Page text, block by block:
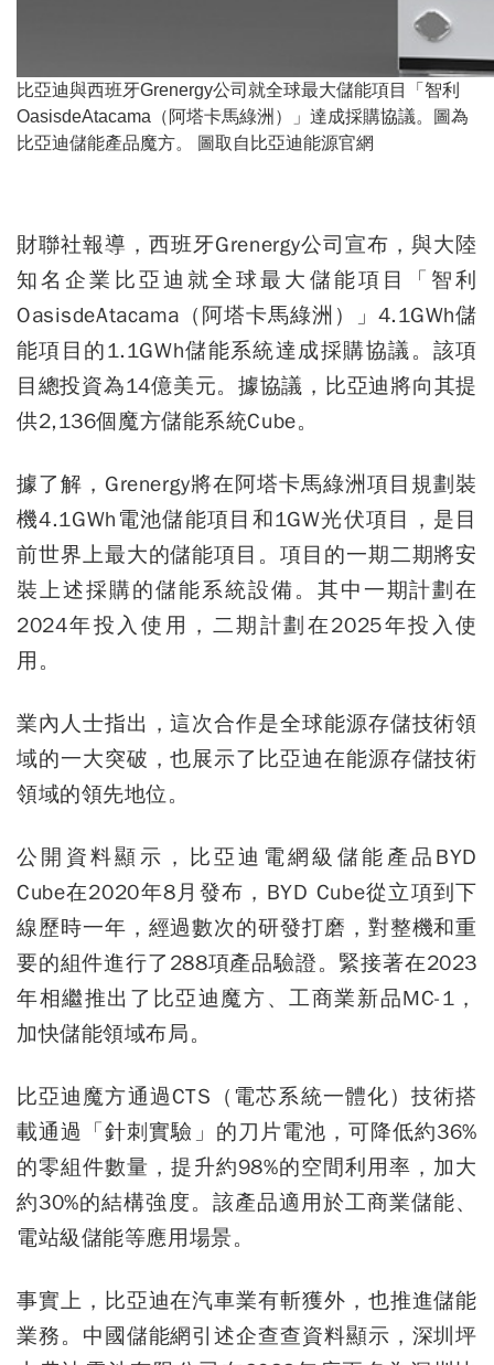
比亞迪與西班牙Grenergy公司就全球最大儲能項目「智利
OasisdeAtacama（阿塔卡馬綠洲）」達成採購協議。圖為
比亞迪儲能產品魔方。 圖取自比亞迪能源官網
財聯社報導，西班牙Grenergy公司宣布，與大陸
知名企業比亞迪就全球最大儲能項目「智利
OasisdeAtacama（阿塔卡馬綠洲）」4.1GWh儲
能項目的1.1GWh儲能系統達成採購協議。該項
目總投資為14億美元。據協議，比亞迪將向其提
供2,136個魔方儲能系統Cube。
據了解，Grenergy將在阿塔卡馬綠洲項目規劃裝
機4.1GWh電池儲能項目和1GW光伏項目，是目
前世界上最大的儲能項目。項目的一期二期將安
裝上述採購的儲能系統設備。其中一期計劃在
2024年投入使用，二期計劃在2025年投入使
用。
業內人士指出，這次合作是全球能源存儲技術領
域的一大突破，也展示了比亞迪在能源存儲技術
領域的領先地位。
公開資料顯示，比亞迪電網級儲能產品BYD
Cube在2020年8月發布，BYD Cube從立項到下
線歷時一年，經過數次的研發打磨，對整機和重
要的組件進行了288項產品驗證。緊接著在2023
年相繼推出了比亞迪魔方、工商業新品MC-1，
加快儲能領域布局。
比亞迪魔方通過CTS（電芯系統一體化）技術搭
載通過「針刺實驗」的刀片電池，可降低約36%
的零組件數量，提升約98%的空間利用率，加大
約30%的結構強度。該產品適用於工商業儲能、
電站級儲能等應用場景。
事實上，比亞迪在汽車業有斬獲外，也推進儲能
業務。中國儲能網引述企查查資料顯示，深圳坪